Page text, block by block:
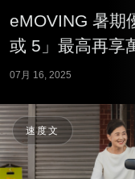
eMOVING 暑期
或 5」最高再享
07月 16, 2025
速度文